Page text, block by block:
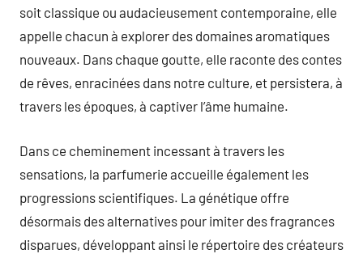
soit classique ou audacieusement contemporaine, elle
appelle chacun à explorer des domaines aromatiques
nouveaux. Dans chaque goutte, elle raconte des contes
de rêves, enracinées dans notre culture, et persistera, à
travers les époques, à captiver l’âme humaine.
Dans ce cheminement incessant à travers les
sensations, la parfumerie accueille également les
progressions scientifiques. La génétique offre
désormais des alternatives pour imiter des fragrances
disparues, développant ainsi le répertoire des créateurs